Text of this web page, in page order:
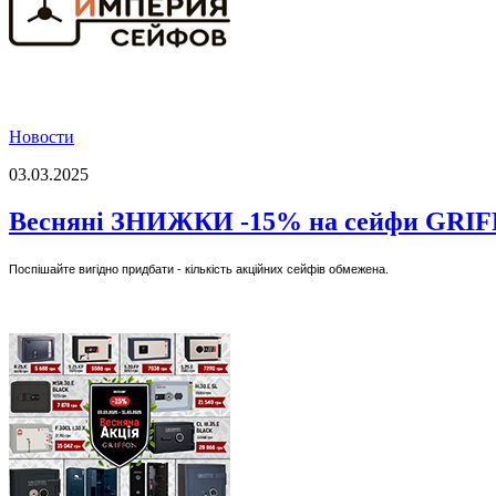
Новости
03.03.2025
Весняні ЗНИЖКИ -15% на сейфи
Поспішайте вигідно придбати - кількість акційних сейфів обмежена.